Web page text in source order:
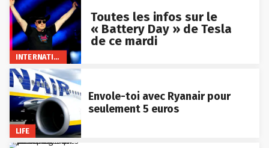
INTERNATIONAL
Toutes les infos sur le
« Battery Day » de Tesla
de ce mardi
LIFE
Envole-toi avec Ryanair pour
seulement 5 euros